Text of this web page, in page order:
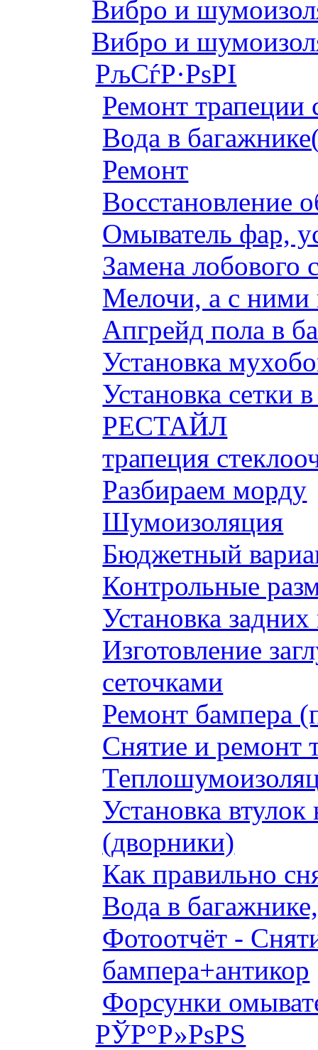
Вибро и
Вибро и
РљСѓР·РѕРІ
Ремонт трапеции
Вода в
Ремонт
Восстановление
Омыватель фар,
Замена лобового
Мелочи, а с ними
Апгрейд пола в
Установка
Установка сетки
РЕСТАЙЛ
трапеция
Разбираем морду
Шумоизоляция
Бюджетный
Контрольные
Установка
Изготовление
сеточками
Ремонт бампера
Снятие и ремонт
Установка втулок
(дворники)
Как правильно
Вода в
Фотоотчёт -
бампера+антикор
Форсунки
РЎР°Р»РѕРЅ